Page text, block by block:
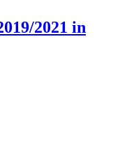
2021 in